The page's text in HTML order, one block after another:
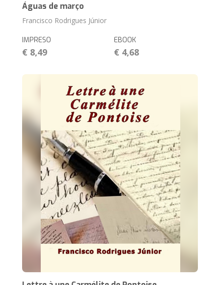
Águas de março
Francisco Rodrigues Júnior
IMPRESO
€ 8,49
EBOOK
€ 4,68